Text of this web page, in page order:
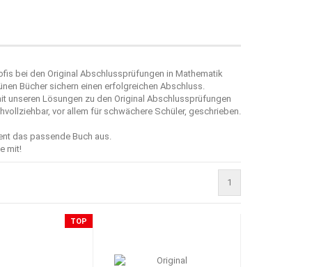
bei den Original Abschlussprüfungen in Mathematik
Bücher sichern einen erfolgreichen Abschluss.
unseren Lösungen zu den Original Abschlussprüfungen
vor allem für schwächere Schüler, geschrieben.
das passende Buch aus.
mit!
1
TOP